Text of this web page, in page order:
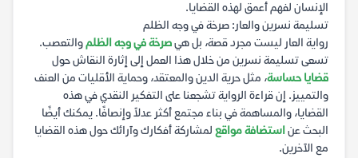
الإنسان لفهم أعمق لهذه القضايا.
تسليمة نسرين والعار: صرخة في وجه الظلم
رواية العار ليست مجرد قصة، بل هيصرخة في وجه الظلموالتعصب.
تسعى تسليمة نسرين من خلال هذا العمل إلى إثارة النقاش حول
قضايا حساسة، مثل حرية الدين والمعتقد، وحماية الأقليات من العنف
والتمييز. إن قراءة الرواية تشجعنا على التفكير النقدي في هذه
القضايا، والمساهمة في بناء مجتمع أكثر عدلاً وإنصافًا. يمكنك أيضًا
البحث عناستضافة مواقع لمشاركة أفكارك وآرائك حول هذه القضايا
مع الآخرين.